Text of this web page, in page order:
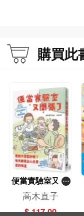
購買此
便當實驗室又開
張了——日日和
特別日的菜單挑
高木直子
$ 117.00